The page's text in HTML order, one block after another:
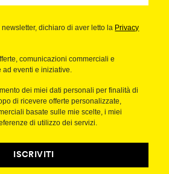
dichiaro di aver letto la Privacy
comunicazioni commerciali e
eventi e iniziative.
dei miei dati personali per finalità di
di ricevere offerte personalizzate,
basate sulle mie scelte, i miei
di utilizzo dei servizi.
ISCRIVITI